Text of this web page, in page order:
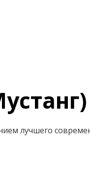
лучшего